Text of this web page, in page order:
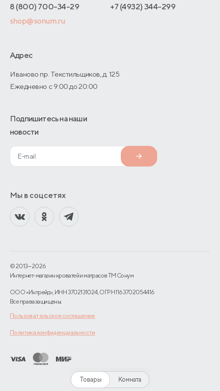
Товары Комната
Договор-оферты
Оптовые продажи
О производстве
8 (800) 700-34-29
+7 (4932) 344-299
shop@sonum.ru
Адрес
Иваново пр. Текстильщиков, д. 125
Ежедневно с 9:00 до 20:00
Подпишитесь на наши
новости
Мы в соцсетях
© 2013—2026
Интернет-магазин кроватей и матрасов TM Сонум
ООО «Интрейд», ИНН 3702131024, ОГРН 1163702054416
Все права защищены.
Пользовательское соглашение
Политика конфиденциальности